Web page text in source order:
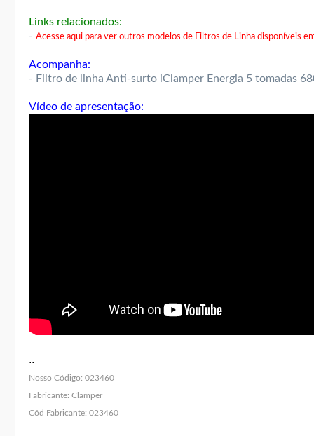
Links relacionados:
- Acesse aqui para ver outros modelos de Filtros de Linha disponíveis
Acompanha:
- Filtro de linha Anti-surto iClamper Energia 5 tomadas
Vídeo de apresentação:
..
Nosso Código: 023460
Fabricante: Clamper
Cód Fabricante: 023460